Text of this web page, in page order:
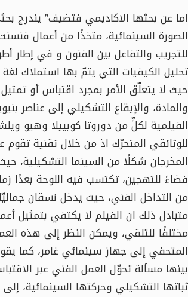
اما عن بحثها الاكاديمي فتضيف” يندرج
الصورة السينمائية، متخذًا من أعمال
للتجريب والتفاعل بين الفنون و في إطار
تحليل الكيفيات التي يتمّ بها استملاك
حيث لا يتعلّق الأمر بمجرد اقتباس أو
والمادة، والإيقاع التشكيلي إلى عناصر
للوثائقي المتحرّك اذ من خلال تقنية
المخرجان شكلًا من السينما التشكيلية،
فضاءً للتهجين، تكتسب فيه اللوحة بعدًا
من التداخل الفني، حيث يدخل نسقان
متبادل ذلك ان الفيلم لا يكتفي بتمثيل
مختلفًا للتلقي، ويمكن النظر إلى هذه
المتحفي إلى جهاز سينمائي غامر، كما
بينها مسألة تحوّل العمل الفني عبر
ثباتها التشكيلي وحركتها السينمائية،